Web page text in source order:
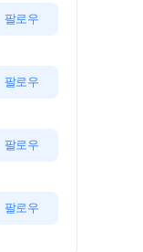
팔로우
팔로우
팔로우
팔로우